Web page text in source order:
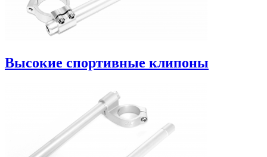
Высокие спортивные клипоны